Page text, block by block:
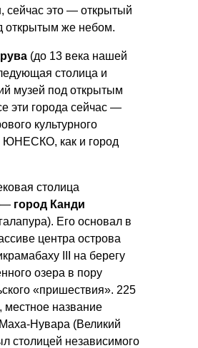
сейчас это — открытый
открытым же небом.
(до 13 века нашей
столица и
музей под открытым
эти города сейчас —
культурного
ЮНЕСКО, как и город
столица
— город Канди
Его основал в
центра острова
III на берегу
озера в пору
«пришествия». 225
местное название
Маха-Нувара (Великий
столицей независимого